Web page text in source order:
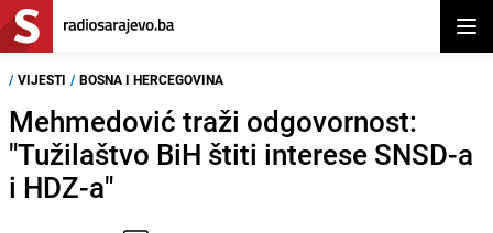
/ VIJESTI / BOSNA I HERCEGOVINA
Mehmedović traži odgovornost:
"Tužilaštvo BiH štiti interese SNSD-a
i HDZ-a"